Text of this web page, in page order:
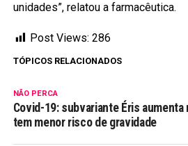
unidades”, relatou a farmacêutica.
Post Views: 286
TÓPICOS RELACIONADOS
NÃO PERCA
Covid-19: subvariante Éris
tem menor risco de gravidade